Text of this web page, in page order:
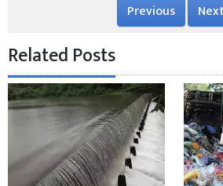
Previous
Related Posts